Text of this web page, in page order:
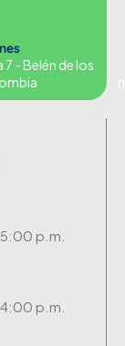
- Belén de los
p.m.
p.m.